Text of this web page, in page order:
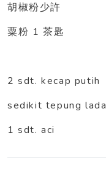
胡椒粉少許
粟粉 1茶匙
2 sdt. kecap putih
sedikit tepung lada
1 sdt. aci